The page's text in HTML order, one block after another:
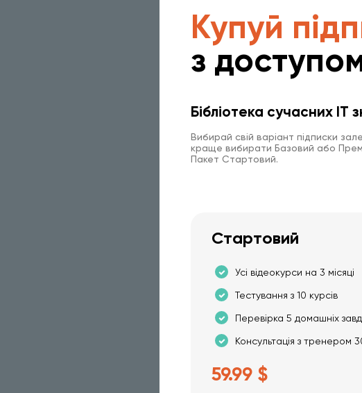
Купуй
з
Бібліотека сучасних IT
Вибирай свій варіант підписки
краще вибирати Базовий або
Пакет Стартовий.
Стартовий
Усі відеокурси на 3 місяці
Тестування з 10 курсів
Перевірка 5 домашніх
Консультація з тренером
59.99 $